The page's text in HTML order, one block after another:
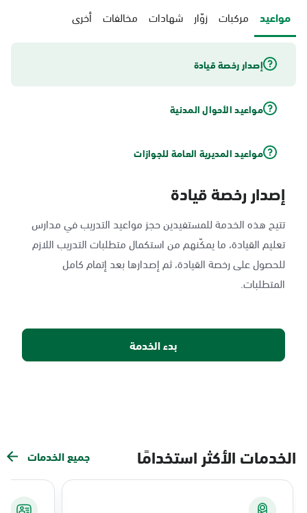
مواعيد مركبات زوّار شهادات مخالفات أخرى
إصدار رخصة قيادة
مواعيد الأحوال المدنية
مواعيد المديرية العامة للجوازات
إصدار رخصة قيادة
تتيح هذه الخدمة للمستفيدين حجز مواعيد التدريب في مدارس
تعليم القيادة، ما يمكّنهم من استكمال متطلبات التدريب اللازم
للحصول على رخصة القيادة، ثم إصدارها بعد إتمام كامل
المتطلبات.
بدء الخدمة
الخدمات الأكثر استخدامًا جميع الخدمات